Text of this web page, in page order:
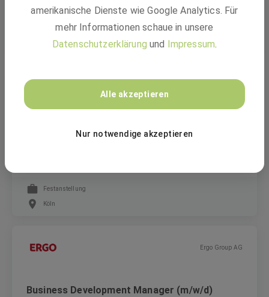
Festanstellung
Düsseldorf, Monheim am Rhein, Ludwigshafen am Rhein
Koordinator für Prozess- und Datenanalyse
Festanstellung
Köln
Ergo Group AG
Business Development Manager (m/w/d)
amerikanische Dienste wie Google Analytics. Für
mehr Informationen schaue in unsere
Datenschutzerklärung und Impressum.
Alle akzeptieren
Nur notwendige akzeptieren